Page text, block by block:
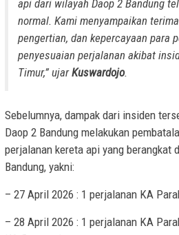
api dari wilayah Daop 2 Bandung
normal. Kami menyampaikan
pengertian, dan kepercayaan para
penyesuaian perjalanan akibat
Timur,” ujarKuswardojo.
Sebelumnya, dampak dari insiden
Daop 2 Bandung melakukan
perjalanan kereta api yang berangkat
Bandung, yakni:
– 27 April 2026 : 1 perjalanan KA
– 28 April 2026 : 1 perjalanan KA